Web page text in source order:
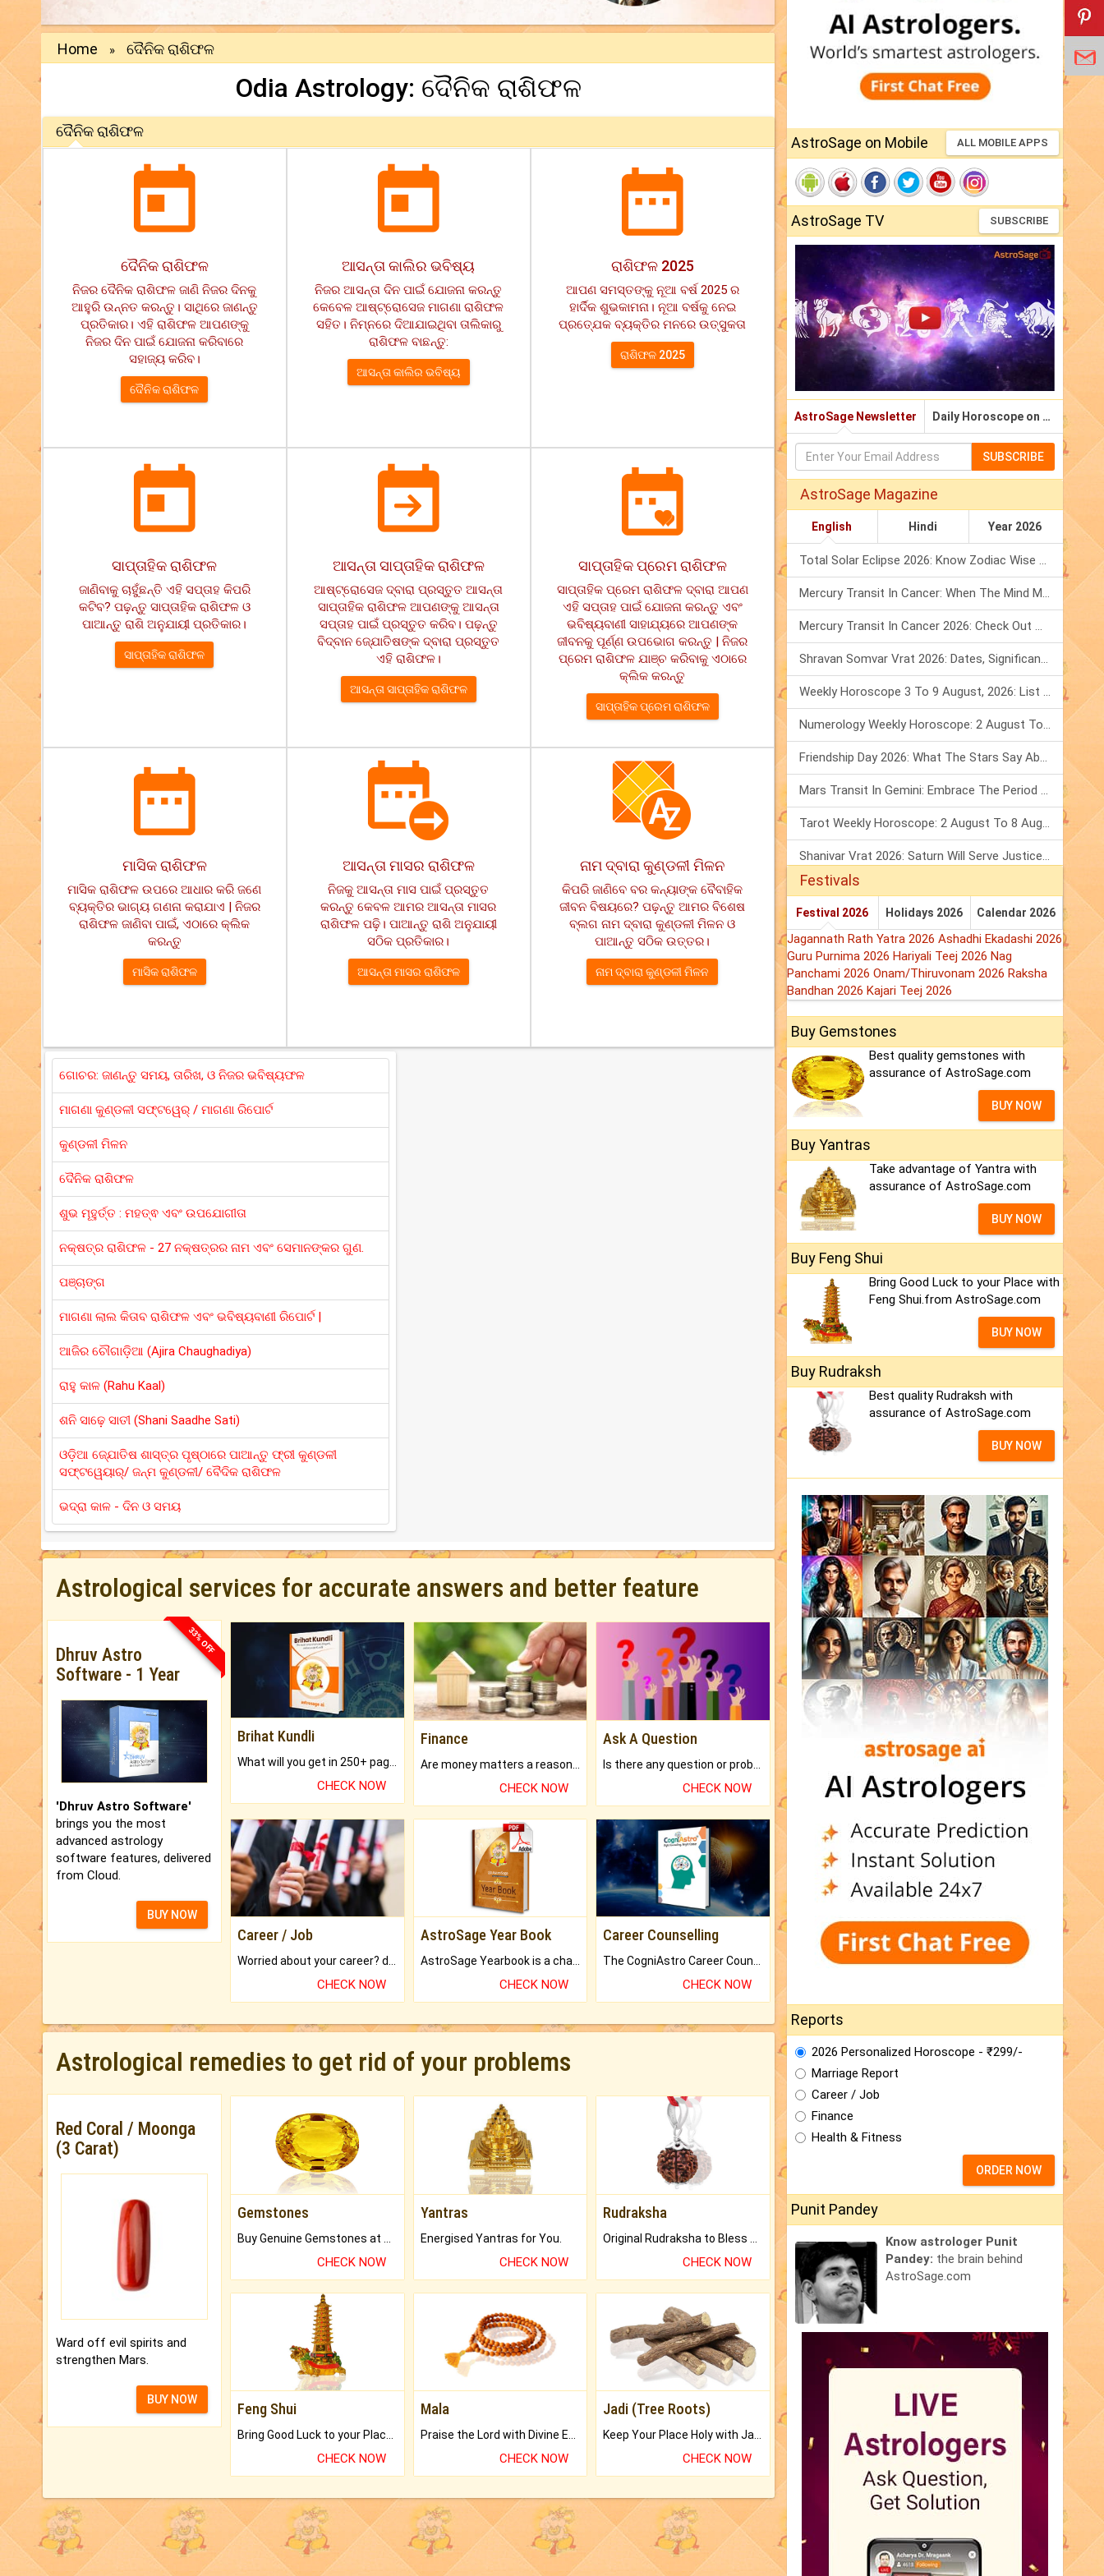
Home » ଦୈନିକ ରାଶିଫଳ
Odia Astrology: ଦୈନିକ ରାଶିଫଳ
ଦୈନିକ ରାଶିଫଳ
ଦୈନିକ ରାଶିଫଳ
ନିଜର ଦୈନିକ ରାଶିଫଳ ଜାଣି ନିଜର ଦିନକୁ
ଆହୁରି ଉନ୍ନତ କରନ୍ତୁ। ସାଥିରେ ଜାଣନ୍ତୁ
ପ୍ରତିକାର। ଏହି ରାଶିଫଳ ଆପଣଙ୍କୁ
ନିଜର ଦିନ ପାଇଁ ଯୋଜନା କରିବାରେ
ସହାଜ୍ୟ କରିବ।
ଦୈନିକ ରାଶିଫଳ
ଆସନ୍ତା କାଲିର ଭବିଷ୍ୟ
ନିଜର ଆସନ୍ତା ଦିନ ପାଇଁ ଯୋଜନା କରନ୍ତୁ
କେବେଳ ଆଷ୍ଟ୍ରୋସେଜ ମାଗଣା ରାଶିଫଳ
ସହିତ। ନିମ୍ନରେ ଦିଆଯାଇଥିବା ତାଲିକାରୁ
ରାଶିଫଳ ବାଛନ୍ତୁ:
ଆସନ୍ତା କାଲିର ଭବିଷ୍ୟ
ରାଶିଫଳ 2025
ଆପଣ ସମସ୍ତଙ୍କୁ ନୂଆ ବର୍ଷ 2025 ର
ହାର୍ଦିକ ଶୁଭକାମନା। ନୂଆ ବର୍ଷକୁ ନେଇ
ପ୍ରତ୍ଯେକ ବ୍ୟକ୍ତିର ମନରେ ଉତ୍ସୁକତା
ରାଶିଫଳ 2025
ସାପ୍ତାହିକ ରାଶିଫଳ
ଜାଣିବାକୁ ଚାହୁଁଛନ୍ତି ଏହି ସପ୍ତାହ କିପରି
କଟିବ? ପଢ଼ନ୍ତୁ ସାପ୍ତାହିକ ରାଶିଫଳ ଓ
ପାଆନ୍ତୁ ରାଶି ଅନୁଯାୟୀ ପ୍ରତିକାର।
ସାପ୍ତାହିକ ରାଶିଫଳ
ଆସନ୍ତା ସାପ୍ତାହିକ ରାଶିଫଳ
ଆଷ୍ଟ୍ରୋସେଜ ଦ୍ବାରା ପ୍ରସ୍ତୁତ ଆସନ୍ତା
ସାପ୍ତାହିକ ରାଶିଫଳ ଆପଣଙ୍କୁ ଆସନ୍ତା
ସପ୍ତାହ ପାଇଁ ପ୍ରସ୍ତୁତ କରିବ। ପଢ଼ନ୍ତୁ
ବିଦ୍ବାନ ଜ୍ଯୋତିଷଙ୍କ ଦ୍ବାରା ପ୍ରସ୍ତୁତ
ଏହି ରାଶିଫଳ।
ଆସନ୍ତା ସାପ୍ତାହିକ ରାଶିଫଳ
ସାପ୍ତାହିକ ପ୍ରେମ ରାଶିଫଳ
ସାପ୍ତାହିକ ପ୍ରେମ ରାଶିଫଳ ଦ୍ବାରା ଆପଣ
ଏହି ସପ୍ତାହ ପାଇଁ ଯୋଜନା କରନ୍ତୁ ଏବଂ
ଭବିଷ୍ୟବାଣୀ ସାହାଯ୍ୟରେ ଆପଣଙ୍କ
ଜୀବନକୁ ପୂର୍ଣ୍ଣ ଉପଭୋଗ କରନ୍ତୁ | ନିଜର
ପ୍ରେମ ରାଶିଫଳ ଯାଞ୍ଚ କରିବାକୁ ଏଠାରେ
କ୍ଲିକ କରନ୍ତୁ
ସାପ୍ତାହିକ ପ୍ରେମ ରାଶିଫଳ
ମାସିକ ରାଶିଫଳ
ମାସିକ ରାଶିଫଳ ଉପରେ ଆଧାର କରି ଜଣେ
ବ୍ୟକ୍ତିର ଭାଗ୍ୟ ଗଣନା କରାଯାଏ | ନିଜର
ରାଶିଫଳ ଜାଣିବା ପାଇଁ, ଏଠାରେ କ୍ଲିକ
କରନ୍ତୁ
ମାସିକ ରାଶିଫଳ
ଆସନ୍ତା ମାସର ରାଶିଫଳ
ନିଜକୁ ଆସନ୍ତା ମାସ ପାଇଁ ପ୍ରସ୍ତୁତ
କରନ୍ତୁ କେବଳ ଆମର ଆସନ୍ତା ମାସର
ରାଶିଫଳ ପଢ଼ି। ପାଆନ୍ତୁ ରାଶି ଅନୁଯାୟୀ
ସଠିକ ପ୍ରତିକାର।
ଆସନ୍ତା ମାସର ରାଶିଫଳ
ନାମ ଦ୍ବାରା କୁଣ୍ଡଳୀ ମିଳନ
କିପରି ଜାଣିବେ ବର କନ୍ୟାଙ୍କ ବୈବାହିକ
ଜୀବନ ବିଷୟରେ? ପଢ଼ନ୍ତୁ ଆମର ବିଶେଷ
ବ୍ଲଗ ନାମ ଦ୍ବାରା କୁଣ୍ଡଳୀ ମିଳନ ଓ
ପାଆନ୍ତୁ ସଠିକ ଉତ୍ତର।
ନାମ ଦ୍ବାରା କୁଣ୍ଡଳୀ ମିଳନ
ଗୋଚର: ଜାଣନ୍ତୁ ସମୟ, ତାରିଖ, ଓ ନିଜର ଭବିଷ୍ୟଫଳ
ମାଗଣା କୁଣ୍ଡଳୀ ସଫ୍ଟୱେର୍ / ମାଗଣା ରିପୋର୍ଟ
କୁଣ୍ଡଳୀ ମିଳନ
ଦୈନିକ ରାଶିଫଳ
ଶୁଭ ମୂହୁର୍ତ୍ତ : ମହତ୍ଵ ଏବଂ ଉପଯୋଗୀତା
ନକ୍ଷତ୍ର ରାଶିଫଳ - 27 ନକ୍ଷତ୍ରର ନାମ ଏବଂ ସେମାନଙ୍କର ଗୁଣ.
ପଞ୍ଚାଙ୍ଗ
ମାଗଣା ଲାଲ କିତାବ ରାଶିଫଳ ଏବଂ ଭବିଷ୍ୟବାଣୀ ରିପୋର୍ଟ |
ଆଜିର ଚୌଗାଡ଼ିଆ (Ajira Chaughadiya)
ରାହୁ କାଳ (Rahu Kaal)
ଶନି ସାଢ଼େ ସାତୀ (Shani Saadhe Sati)
ଓଡ଼ିଆ ଜ୍ଯୋତିଷ ଶାସ୍ତ୍ର ପୃଷ୍ଠାରେ ପାଆନ୍ତୁ ଫ୍ରୀ କୁଣ୍ଡଳୀ
ସଫ୍ଟୱେୟାର୍/ ଜନ୍ମ କୁଣ୍ଡଳୀ/ ବୈଦିକ ରାଶିଫଳ
ଭଦ୍ରା କାଳ - ଦିନ ଓ ସମୟ
Astrological services for accurate answers and better feature
33% OFF
Dhruv Astro
Software - 1 Year
'Dhruv Astro Software'
brings you the most
advanced astrology
software features, delivered
from Cloud.
BUY NOW
Brihat Kundli
CHECK NOW
Finance
CHECK NOW
Ask A Question
CHECK NOW
Career / Job
CHECK NOW
AstroSage Year Book
CHECK NOW
Career Counselling
CHECK NOW
Astrological remedies to get rid of your problems
Red Coral / Moonga
(3 Carat)
Ward off evil spirits and
strengthen Mars.
BUY NOW
Gemstones
CHECK NOW
Yantras
Energised Yantras for You.
CHECK NOW
Rudraksha
CHECK NOW
Feng Shui
Bring Good Luck to your Place with Feng Shui.
CHECK NOW
Mala
Praise the Lord with Divine Energies of Mala.
CHECK NOW
Jadi (Tree Roots)
Keep Your Place Holy with Jadi.
CHECK NOW
AstroSage on Mobile ALL MOBILE APPS
AstroSage TV SUBSCRIBE
AstroSage Newsletter Daily Horoscope on Email
SUBSCRIBE
AstroSage Magazine
English Hindi Year 2026
Total Solar Eclipse 2026: Know Zodiac Wise Prediction
Mercury Transit In Cancer: When The Mind Meets The Heart!
Mercury Transit In Cancer 2026: Check Out What It Brings For You
Shravan Somvar Vrat 2026: Dates, Significance & Rituals In August
Weekly Horoscope 3 To 9 August, 2026: List Of Fasts & Festivals
Numerology Weekly Horoscope: 2 August To 8 August, 2026
Friendship Day 2026: What The Stars Say About Your Best Friend!
Mars Transit In Gemini: Embrace The Period Full Of Energy & Intelligence
Tarot Weekly Horoscope: 2 August To 8 August, 2026
Shanivar Vrat 2026: Saturn Will Serve Justice In Sawan Month!
Festivals
Festival 2026 Holidays 2026 Calendar 2026
Jagannath Rath Yatra 2026 Ashadhi Ekadashi 2026
Guru Purnima 2026 Hariyali Teej 2026 Nag
Panchami 2026 Onam/Thiruvonam 2026 Raksha
Bandhan 2026 Kajari Teej 2026
Buy Gemstones
Best quality gemstones with
assurance of AstroSage.com
BUY NOW
Buy Yantras
Take advantage of Yantra with
assurance of AstroSage.com
BUY NOW
Buy Feng Shui
Bring Good Luck to your Place with
Feng Shui.from AstroSage.com
BUY NOW
Buy Rudraksh
Best quality Rudraksh with
assurance of AstroSage.com
BUY NOW
Reports
2026 Personalized Horoscope - ₹299/-
Marriage Report
Career / Job
Finance
Health & Fitness
ORDER NOW
Punit Pandey
Know astrologer Punit
Pandey: the brain behind
AstroSage.com